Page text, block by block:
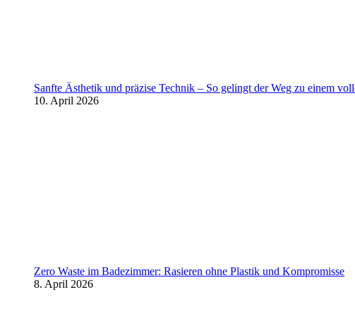
Sanfte Ästhetik und präzise Technik – So gelingt der Weg zu einem
10. April 2026
Zero Waste im Badezimmer: Rasieren ohne Plastik und Kompromisse
8. April 2026